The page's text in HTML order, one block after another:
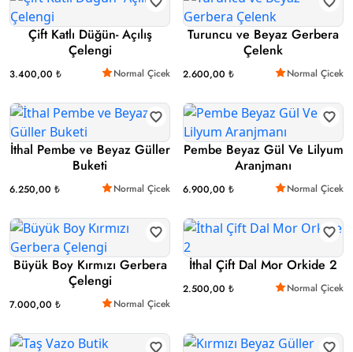
Çift Katlı Düğün- Açılış
Çelengi
3.400,00 ₺ Normal Çicek
Turuncu ve Beyaz Gerbera
Çelenk
2.600,00 ₺ Normal Çicek
İthal Pembe ve Beyaz Güller
Buketi
6.250,00 ₺ Normal Çicek
Pembe Beyaz Gül Ve Lilyum
Aranjmanı
6.900,00 ₺ Normal Çicek
Büyük Boy Kırmızı Gerbera
Çelengi
7.000,00 ₺ Normal Çicek
İthal Çift Dal Mor Orkide 2
2.500,00 ₺ Normal Çicek